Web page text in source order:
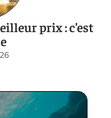
prix : c’est